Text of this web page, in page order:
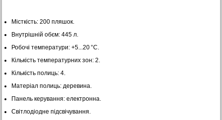
Місткість: 200 пляшок.
Внутрішній обєм: 445 л.
Робочі температури: +5...20 °C.
Кількість температурних зон: 2.
Кількість полиць: 4.
Матеріал полиць: деревина.
Панель керування: електронна.
Світлодіодне підсвічування.